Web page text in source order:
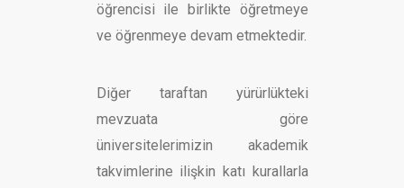
öğrencisi ile birlikte öğretmeye
ve öğrenmeye devam etmektedir.
Diğer taraftan yürürlükteki
mevzuata göre
üniversitelerimizin akademik
takvimlerine ilişkin katı kurallarla